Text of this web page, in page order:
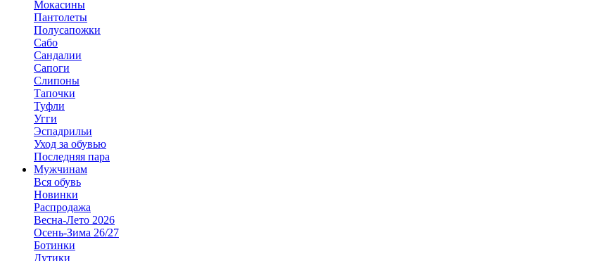
Мокасины
Пантолеты
Полусапожки
Сабо
Сандалии
Сапоги
Слипоны
Тапочки
Туфли
Угги
Эспадрильи
Уход за обувью
Последняя пара
Мужчинам
Вся обувь
Новинки
Распродажа
Весна-Лето 2026
Осень-Зима 26/27
Ботинки
Дутики